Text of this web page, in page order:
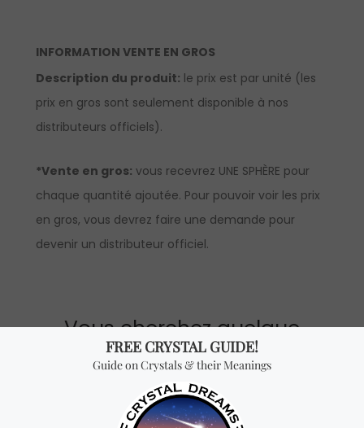
INFORMATION VENTE EN GROS
Description du produit: le prix est par unité (les
prix en gros sont seulement disponible à nos
distributeurs officiels).
*Vente en gros: vous recevrez UNE SPHÈRE pour
chaque quantité ajoutée. Pour pouvoir voir les prix
en gros, vous devrez faire une demande pour
devenir un distributeur officiel.
Vous cherchez quelque
chose de spécial? Jetez
un coup d'œil à nos
produits les plus